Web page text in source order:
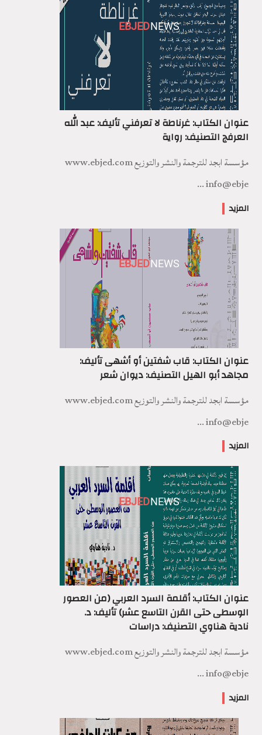
EBJEDNEWS
عنوان الكتاب: غرناطة لا تعرفني تأليف: عبد الله
العرفج التصنيف: رواية
مؤسسة ابجد للترجمة والنشر والتوزيع www.ebjed.com
info@ebje ...
المزيد
EBJEDNEWS
عنوان الكتاب: قاب شفتين أو أشهى تأليف:
مجاهد أبو الهيل التصنيف: ديوان شعر
مؤسسة ابجد للترجمة والنشر والتوزيع www.ebjed.com
info@ebje ...
المزيد
EBJEDNEWS
عنوان الكتاب: أقلمة السرد العربي (من العصور
الوسطى حتى القرن التاسع عشر) تأليف: د.
نادية هناوي التصنيف: دراسات
مؤسسة ابجد للترجمة والنشر والتوزيع www.ebjed.com
info@ebje ...
المزيد